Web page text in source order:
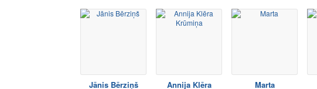
Jānis Bērziņš Annija Klēra Marta